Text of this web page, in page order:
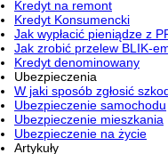
Kredyt na remont
Kredyt Konsumencki
Jak wypłacić pieniądze z
Jak zrobić przelew BLIK-
Kredyt denominowany
Ubezpieczenia
W jaki sposób zgłosić
Ubezpieczenie samochodu
Ubezpieczenie mieszkania
Ubezpieczenie na życie
Artykuły